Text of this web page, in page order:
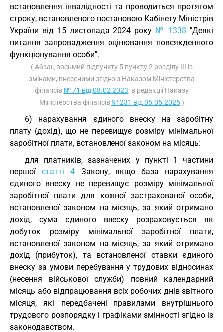
встановлення інвалідності та проводиться протягом
строку, встановленого постановою Кабінету Міністрів
України від 15 листопада 2024 року № 1338 "Деякі
питання запровадження оцінювання повсякденного
функціонування особи".
( Абзац восьмий підпункту 5 пункту 2 розділу III із
змінами, внесеними згідно з Наказом Міністерства
фінансів № 71 від 08.02.2023; в редакції Наказу
Міністерства фінансів № 231 від 05.05.2025)
6) нарахування єдиного внеску на заробітну
плату (дохід), що не перевищує розміру мінімальної
заробітної плати, встановленої законом на місяць:
для платників, зазначених у пункті 1 частини
першоїстатті 4 Закону, якщо база нарахування
єдиного внеску не перевищує розміру мінімальної
заробітної плати для кожної застрахованої особи,
встановленої законом на місяць, за який отримано
дохід, сума єдиного внеску розраховується як
добуток розміру мінімальної заробітної плати,
встановленої законом на місяць, за який отримано
дохід (прибуток), та встановленої ставки єдиного
внеску за умови перебування у трудових відносинах
(несення військової служби) повний календарний
місяць або відпрацювання всіх робочих днів звітного
місяця, які передбачені правилами внутрішнього
трудового розпорядку і графіками змінності згідно із
законодавством.